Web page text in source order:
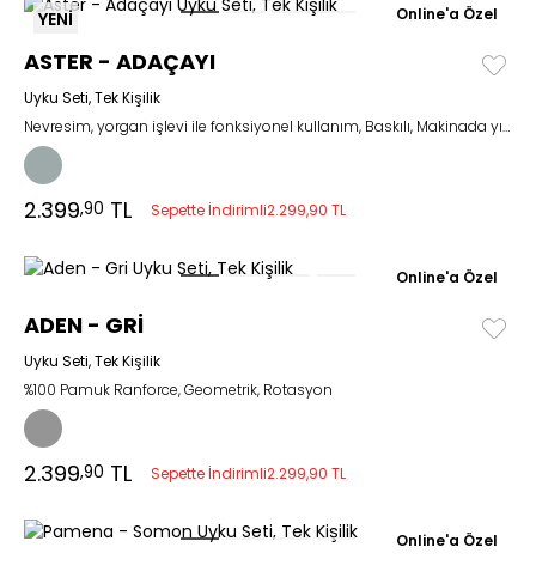
YENİ Online'a Özel
ASTER - ADAÇAYI
Uyku Seti, Tek Kişilik
Nevresim, yorgan işlevi ile fonksiyonel kullanım, Baskılı, Makinada yıkanabilir.
2.399,90 TL Sepette İndirimli2.299,90 TL
Online'a Özel
ADEN - GRİ
Uyku Seti, Tek Kişilik
%100 Pamuk Ranforce, Geometrik, Rotasyon
2.399,90 TL Sepette İndirimli2.299,90 TL
Online'a Özel